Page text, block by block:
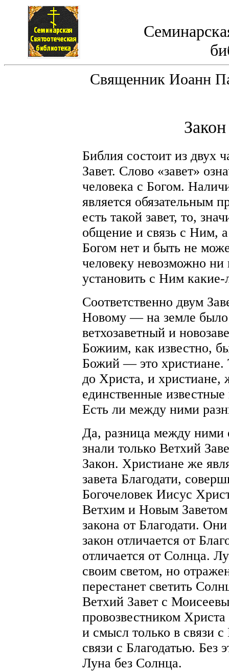
Священник Иоанн
Библия состоит из двух
Завет. Слово «завет»
человека с Богом.
является обязательным
есть такой завет, то,
общение и связь с Ним,
Богом нет и быть не
человеку невозможно ни
установить с Ним
Соответственно двум
Новому — на земле было
ветхозаветный и
Божиим, как известно,
Божий — это христиане.
до Христа, и
единственные
Есть ли между ними
Да, разница между ними
знали только Ветхий
Закон. Христиане же
завета Благодати,
Богочеловек Иисус
Ветхим и Новым Заветом
закона от Благодати.
закон отличается от
отличается от Солнца.
своим светом, но
перестанет светить
Ветхий Завет с
провозвестником
и смысл только в связи
связи с Благодатью. Без
Луна без Солнца.